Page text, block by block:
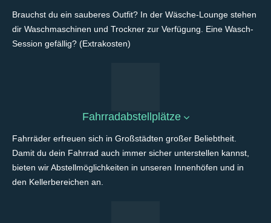
Brauchst du ein sauberes Outfit? In der Wäsche-Lounge stehen
dir Waschmaschinen und Trockner zur Verfügung. Eine Wasch-
Session gefällig? (Extrakosten)
Fahrradabstellplätze
Fahrräder erfreuen sich in Großstädten großer Beliebtheit.
Damit du dein Fahrrad auch immer sicher unterstellen kannst,
bieten wir Abstellmöglichkeiten in unseren Innenhöfen und in
den Kellerbereichen an.